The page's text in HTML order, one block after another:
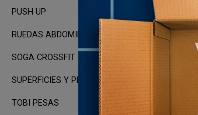
PUSH UP
RUEDAS ABDOMINALES
SOGA CROSSFIT
SUPERFICIES Y PLATAFORMAS
TOBI PESAS